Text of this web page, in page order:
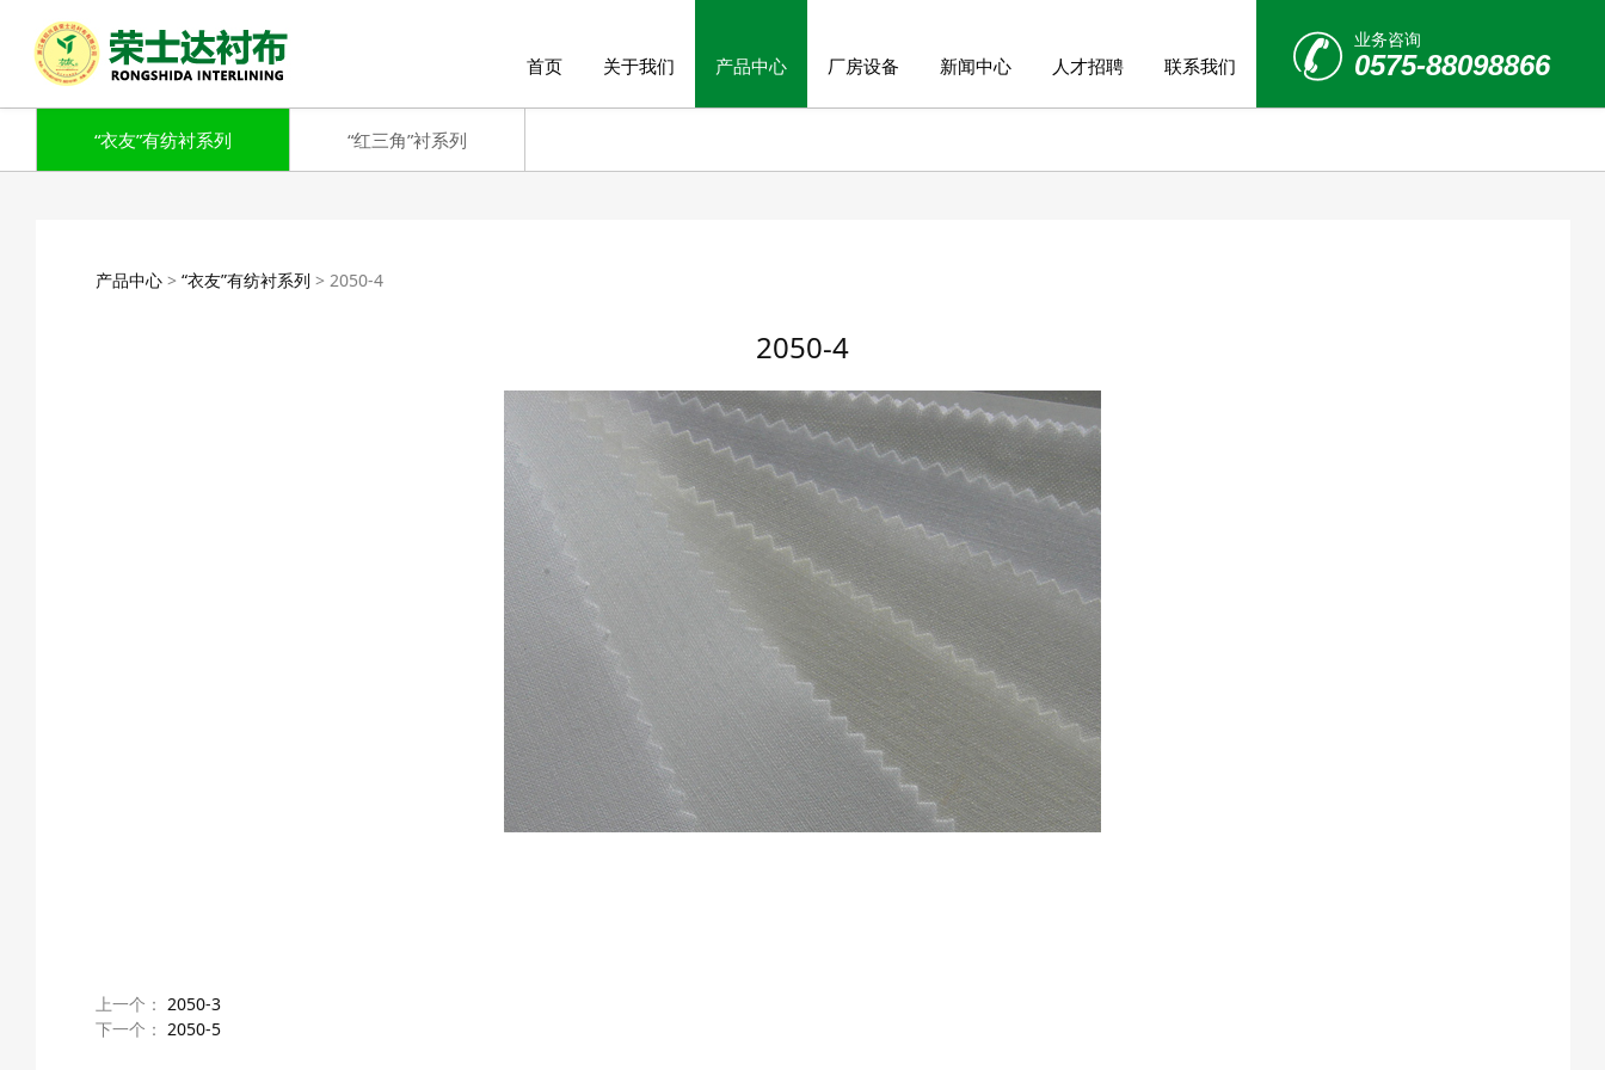
业务咨询
0575-88098866
首页 关于我们 产品中心 厂房设备 新闻中心 人才招聘 联系我们
“衣友”有纺衬系列 “红三角”衬系列
产品中心> “衣友”有纺衬系列 > 2050-4
2050-4
上一个： 2050-3
下一个： 2050-5